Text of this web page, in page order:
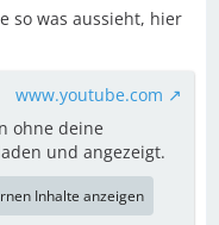
so was aussieht, hier
www.youtube.com
ohne deine
und angezeigt.
Inhalte anzeigen